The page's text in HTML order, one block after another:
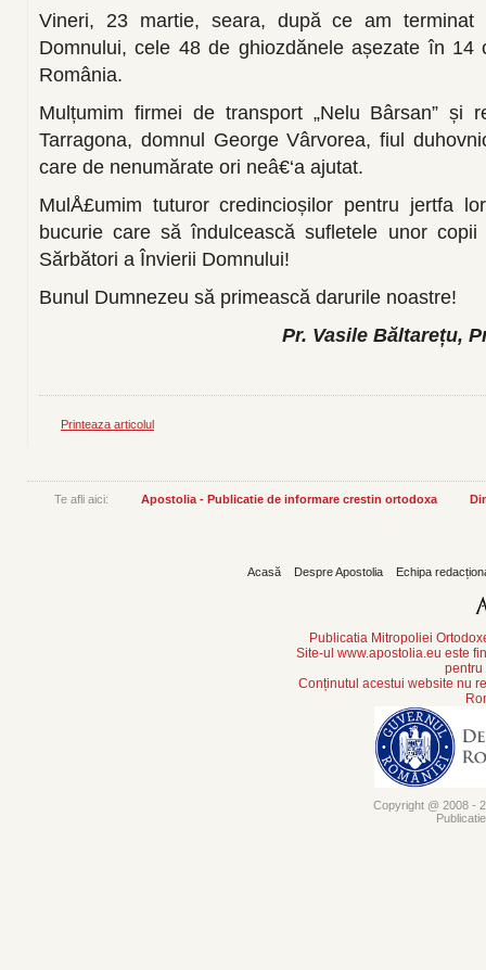
Vineri, 23 martie, seara, după ce am terminat
Domnului, cele 48 de ghiozdănele așezate în 14
România.
Mulțumim firmei de transport „Nelu Bârsan” și
Tarragona, domnul George Vârvorea, fiul
care de nenumărate ori neâ€‘a ajutat.
MulÅ£umim tuturor credincioșilor pentru jertfa
bucurie care să îndulcească sufletele unor
Sărbători a Învierii Domnului!
Bunul Dumnezeu să primească darurile noastre!
Pr. Vasile Băltarețu,
Printeaza articolul
Te afli aici: Apostolia - Publicatie de informare crestin ortodoxa
Acasă Despre Apostolia Echipa
Publicatia Mitropoliei
Site-ul www.apostolia.eu este
pentru
Conținutul acestui website nu
Copyright @ 2008 -